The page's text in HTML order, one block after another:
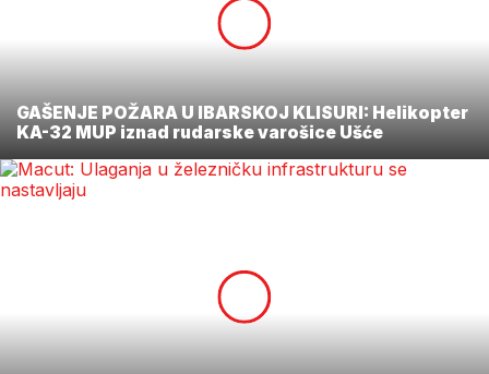
GAŠENJE POŽARA U IBARSKOJ KLISURI: Helikopter
KA-32 MUP iznad rudarske varošice Ušće